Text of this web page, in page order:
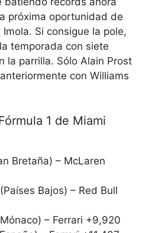
próxima oportunidad de
Si consigue la pole,
temporada con siete
la parrilla. Sólo Alain Prost
con Williams
1 de Miami
Bretaña) – McLaren
Bajos) – Red Bull
– Ferrari +9,920